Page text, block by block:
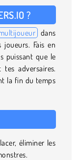
?
dans
Fais en
puissant que le
adversaires.
la fin du temps
éliminer les